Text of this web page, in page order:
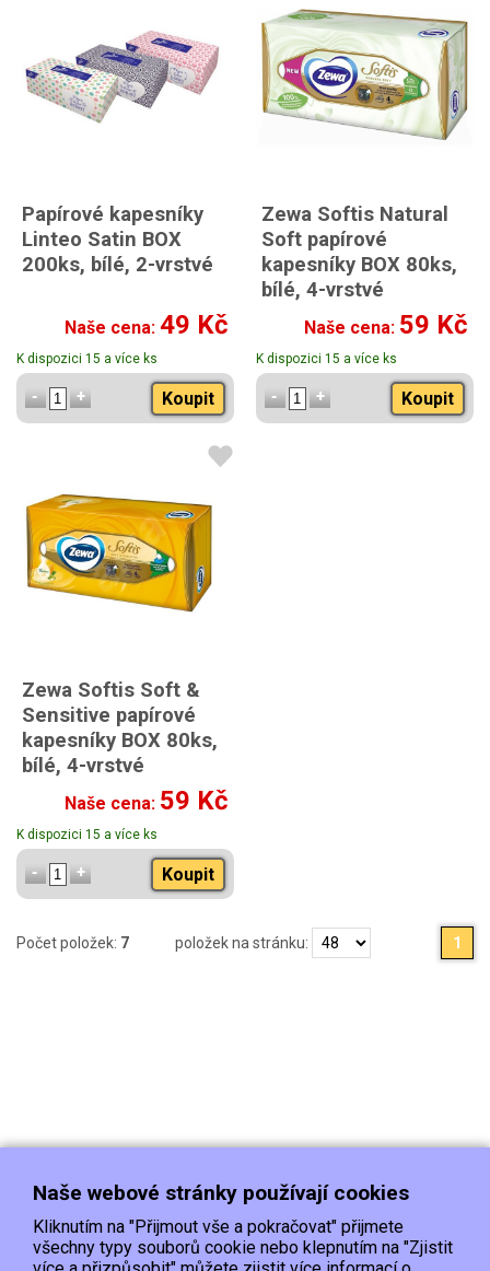
Papírové kapesníky
Linteo Satin BOX
200ks, bílé, 2-vrstvé
Naše cena: 49 Kč
K dispozici 15 a více ks
Koupit
Zewa Softis Natural
Soft papírové
kapesníky BOX 80ks,
bílé, 4-vrstvé
Naše cena: 59 Kč
K dispozici 15 a více ks
Koupit
Zewa Softis Soft &
Sensitive papírové
kapesníky BOX 80ks,
bílé, 4-vrstvé
Naše cena: 59 Kč
K dispozici 15 a více ks
Koupit
Počet položek: 7 položek na stránku: 1
Naše webové stránky používají cookies
Kliknutím na "Přijmout vše a pokračovat" přijmete
všechny typy souborů cookie nebo klepnutím na "Zjistit